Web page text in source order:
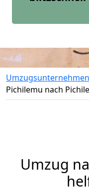
Pichilemu nach
Umzug